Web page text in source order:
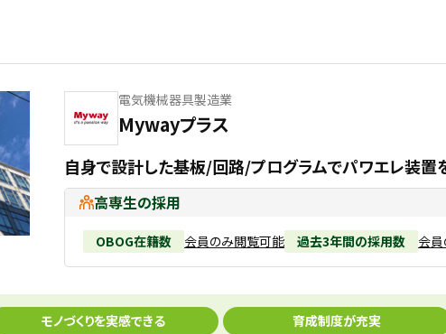
電気機械器具製造業
Mywayプラス
自身で設計した基板/回路/プログラムでパワエレ装置
高専生の採用
OBOG在籍数 会員のみ閲覧可能 過去3年間の採用数 会
モノづくりを実感できる 育成制度が充実